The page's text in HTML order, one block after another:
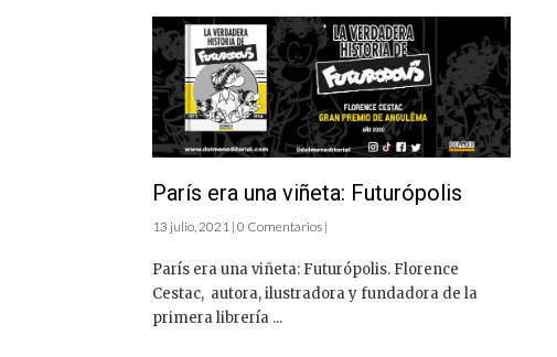
París era una viñeta: Futurópolis
13 julio, 2021 | 0 Comentarios |
París era una viñeta: Futurópolis. Florence
Cestac, autora, ilustradora y fundadora de la
primera librería ...